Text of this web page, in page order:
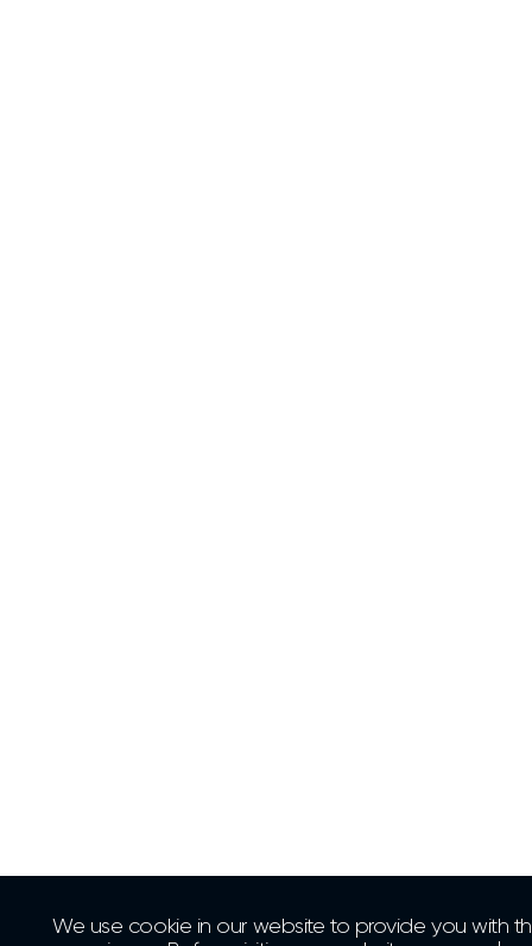
We use cookie in our website to provide you with